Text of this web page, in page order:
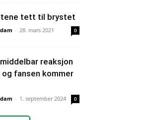
tett til brystet
- 28. mars 2021 0
reaksjon
fansen kommer
- 1. september 2024 0